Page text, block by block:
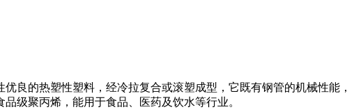
良的热塑性塑料，经冷拉复合或滚塑成型，它既有钢管的机械性
级聚丙烯，能用于食品、医药及饮水等行业。